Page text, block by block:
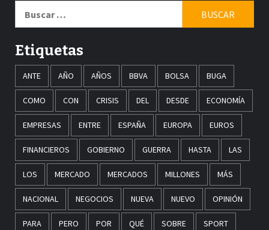
Etiquetas
ANTE AÑO AÑOS BBVA BOLSA BUGA
COMO CON CRISIS DEL DESDE ECONOMÍA
EMPRESAS ENTRE ESPAÑA EUROPA EUROS
FINANCIEROS GOBIERNO GUERRA HASTA LAS
LOS MERCADO MERCADOS MILLONES MÁS
NACIONAL NEGOCIOS NUEVA NUEVO OPINIÓN
PARA PERO POR QUÉ SOBRE SPORT